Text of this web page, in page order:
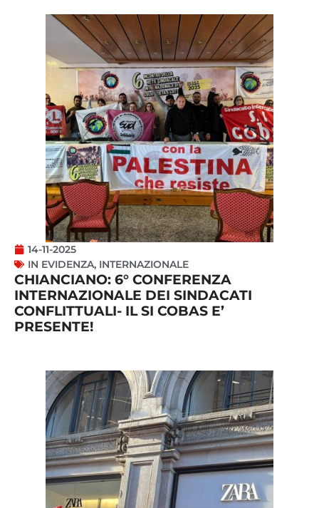
14-11-2025
IN EVIDENZA, INTERNAZIONALE
CHIANCIANO: 6° CONFERENZA
INTERNAZIONALE DEI SINDACATI
CONFLITTUALI- IL SI COBAS E’
PRESENTE!